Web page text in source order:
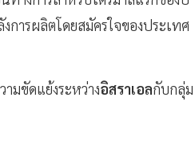
ารผลิตโดยสมัครใจของประเทศ
มขัดแย้งระหว่างอิสราเอลกับกลุ่ม